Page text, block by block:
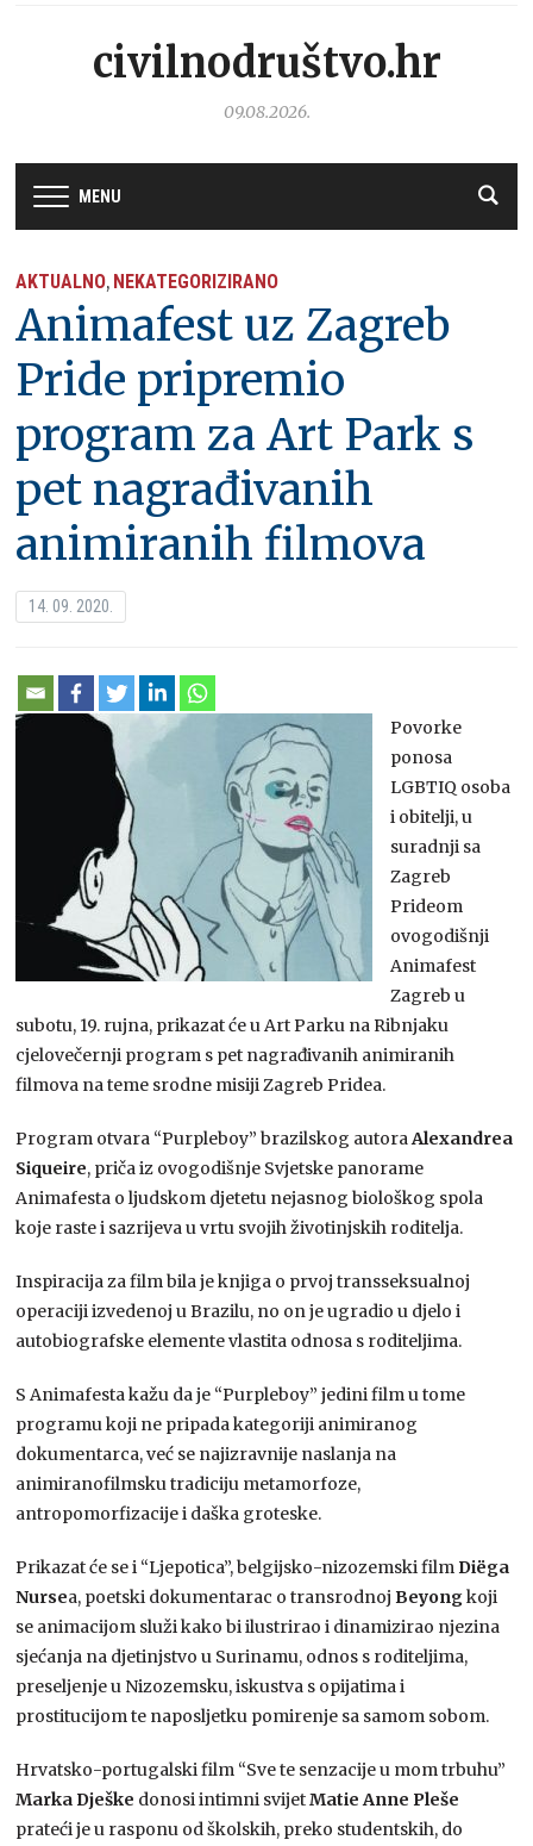
civilnodruštvo.hr
09.08.2026.
MENU
AKTUALNO, NEKATEGORIZIRANO
Animafest uz Zagreb
Pride pripremio
program za Art Park s
pet nagrađivanih
animiranih filmova
14. 09. 2020.
Povorke
ponosa
LGBTIQ osoba
i obitelji, u
suradnji sa
Zagreb
Prideom
ovogodišnji
Animafest
Zagreb u
subotu, 19. rujna, prikazat će u Art Parku na Ribnjaku
cjelovečernji program s pet nagrađivanih animiranih
filmova na teme srodne misiji Zagreb Pridea.
Program otvara “Purpleboy” brazilskog autoraAlexandrea
Siqueire, priča iz ovogodišnje Svjetske panorame
Animafesta o ljudskom djetetu nejasnog biološkog spola
koje raste i sazrijeva u vrtu svojih životinjskih roditelja.
Inspiracija za film bila je knjiga o prvoj transseksualnoj
operaciji izvedenoj u Brazilu, no on je ugradio u djelo i
autobiografske elemente vlastita odnosa s roditeljima.
S Animafesta kažu da je “Purpleboy” jedini film u tome
programu koji ne pripada kategoriji animiranog
dokumentarca, već se najizravnije naslanja na
animiranofilmsku tradiciju metamorfoze,
antropomorfizacije i daška groteske.
Prikazat će se i “Ljepotica”, belgijsko-nizozemski film Diëga
Nursea, poetski dokumentarac o transrodnojBeyongkoji
se animacijom služi kako bi ilustrirao i dinamizirao njezina
sjećanja na djetinjstvo u Surinamu, odnos s roditeljima,
preseljenje u Nizozemsku, iskustva s opijatima i
prostitucijom te naposljetku pomirenje sa samom sobom.
Hrvatsko-portugalski film “Sve te senzacije u mom trbuhu”
Marka Dješke donosi intimni svijetMatie Anne Pleše
prateći je u rasponu od školskih, preko studentskih, do